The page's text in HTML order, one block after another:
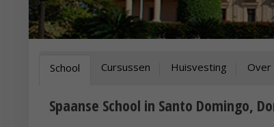
School Cursussen Huisvesting Over
Spaanse School in Santo Domingo,